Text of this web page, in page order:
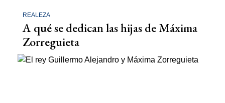
REALEZA
A qué se dedican las hijas de Máxima
Zorreguieta